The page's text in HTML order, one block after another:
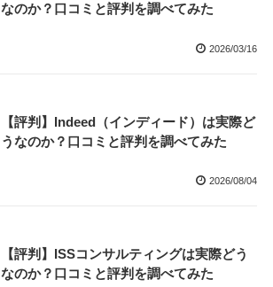
なのか？口コミと評判を調べてみた
2026/03/16
【評判】Indeed（インディード）は実際ど
うなのか？口コミと評判を調べてみた
2026/08/04
【評判】ISSコンサルティングは実際どう
なのか？口コミと評判を調べてみた